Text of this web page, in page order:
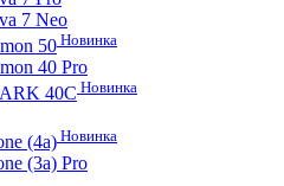
7 Neo
50 Новинка
40 Pro
40C Новинка
(4a)Новинка
(3a) Pro